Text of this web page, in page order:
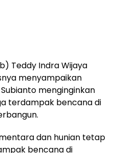
Teddy Indra Wijaya
menyampaikan
menginginkan
terdampak bencana di
dan hunian tetap
bencana di